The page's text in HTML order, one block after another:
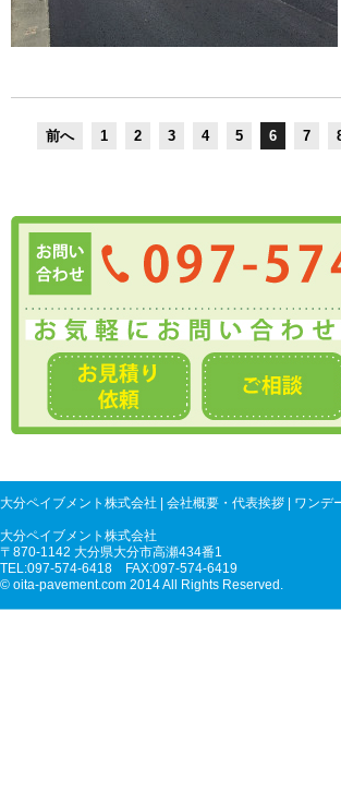
前へ 1 2 3 4 5 6 7
大分ペイブメント株式会社 会社概要・代表挨拶 ワンデ
大分ペイブメント株式会社
〒870-1142 大分県大分市高瀬434番1
TEL:097-574-6418 FAX:097-574-6419
© oita-pavement.com 2014 All Rights Reserved.